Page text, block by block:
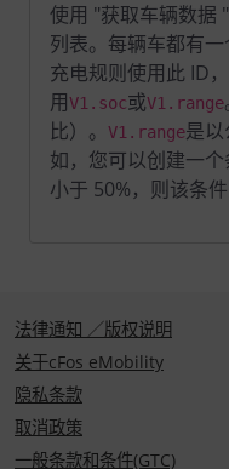
使用 "获取车辆数据
列表。每辆车都有
充电规则使用此 ID
用V1.soc或V1.range
比）。
V1.range是
如，您可以创建一
小于 50%，则该条件
法律通知 ／版权说明
关于cFos eMobility
隐私条款
取消政策
一般条款和条件(GTC)